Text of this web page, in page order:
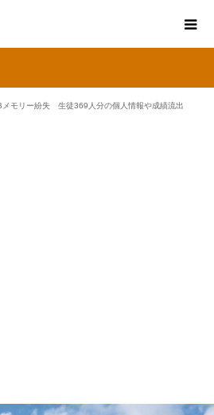
メモリー紛失 生徒369人分の個人情報や成績流出